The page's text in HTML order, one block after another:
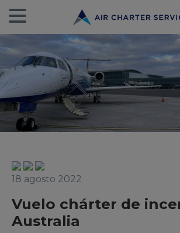
18 agosto 2022
Vuelo chárter de
Australia